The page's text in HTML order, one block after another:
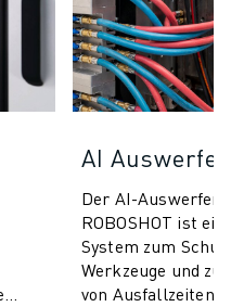
AI
Der AI-
ROBOSHOT ist
System zum
Werkzeuge und
von Ausfallzeiten.